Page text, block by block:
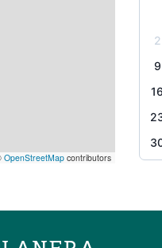
2
9
16
OpenStreetMap contributors
top of